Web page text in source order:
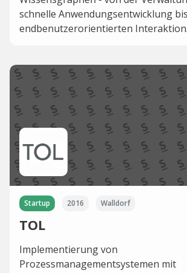
schnelle Anwendungsentwicklung
endbenutzerorientierten Interaktion.
Startup 2016 Walldorf
TOL
Implementierung von
Prozessmanagementsystemen mit